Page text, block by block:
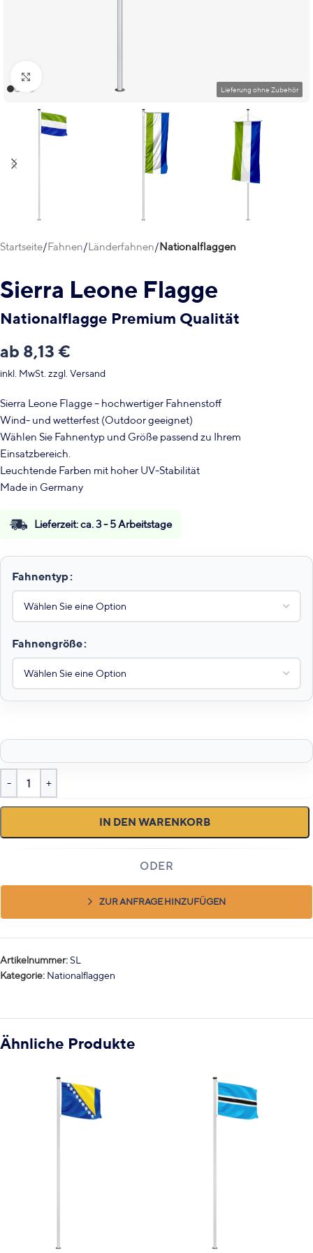
Startseite Fahnen Länderfahnen Nationalflaggen
Sierra Leone Flagge
Nationalflagge Premium Qualität
ab 8,13 €
inkl. MwSt. zzgl. Versand
Sierra Leone Flagge – hochwertiger Fahnenstoff
Wind- und wetterfest (Outdoor geeignet)
Wählen Sie Fahnentyp und Größe passend zu Ihrem
Einsatzbereich.
Leuchtende Farben mit hoher UV-Stabilität
Made in Germany
Lieferzeit:ca. 3 - 5 Arbeitstage
Fahnentyp
Fahnengröße
IN DEN WARENKORB
ZUR ANFRAGE HINZUFÜGEN
Artikelnummer:SL
Kategorie: Nationalflaggen
Ähnliche Produkte